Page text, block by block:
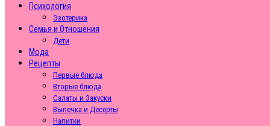
Психология
Эзотерика
Семья и Отношения
Дети
Мода
Рецепты
Первые блюда
Вторые блюда
Салаты и Закуски
Выпечка и Десерты
Напитки